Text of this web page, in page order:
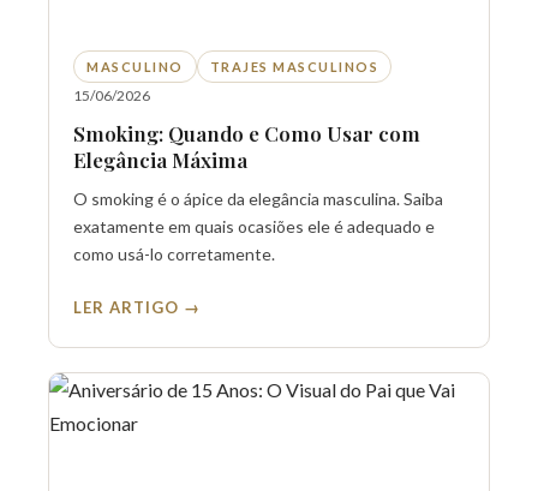
MASCULINO TRAJES MASCULINOS
15/06/2026
Smoking: Quando e Como Usar com
Elegância Máxima
O smoking é o ápice da elegância masculina. Saiba
exatamente em quais ocasiões ele é adequado e
como usá-lo corretamente.
LER ARTIGO →